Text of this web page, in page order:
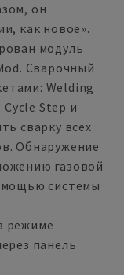
он
как новое».
модуль
Сварочный
Welding
Cycle Step и
сварку всех
Обнаружение
газовой
системы
режиме
панель